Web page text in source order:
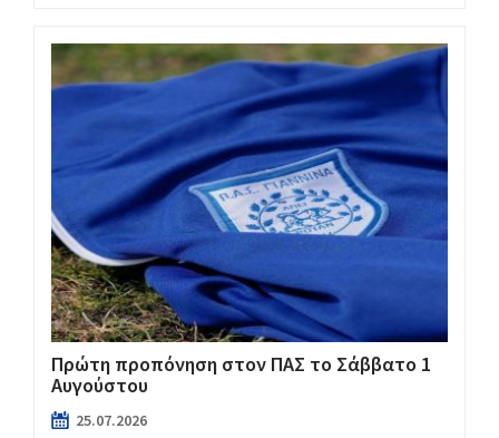
Πρώτη προπόνηση στον ΠΑΣ το Σάββατο 1
Αυγούστου
25.07.2026